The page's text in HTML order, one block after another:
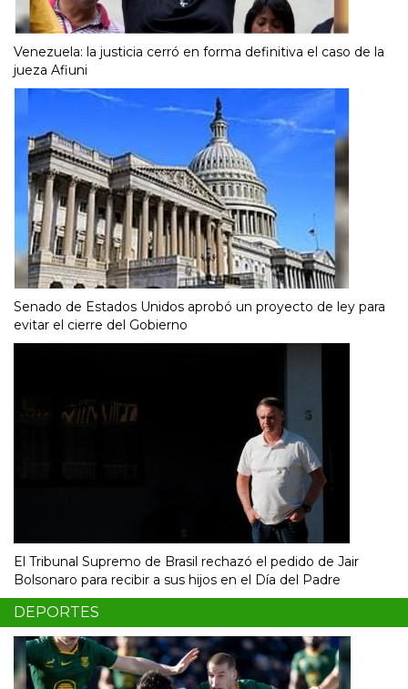
Venezuela: la justicia cerró en forma definitiva el caso de la
jueza Afiuni
Senado de Estados Unidos aprobó un proyecto de ley para
evitar el cierre del Gobierno
El Tribunal Supremo de Brasil rechazó el pedido de Jair
Bolsonaro para recibir a sus hijos en el Día del Padre
DEPORTES